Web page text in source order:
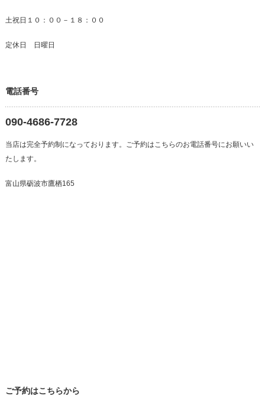
土祝日１０：００－１８：００
定休日 日曜日
電話番号
090-4686-7728
当店は完全予約制になっております。ご予約はこちらのお電話番号にお願いい
たします。
富山県砺波市鷹栖165
ご予約はこちらから